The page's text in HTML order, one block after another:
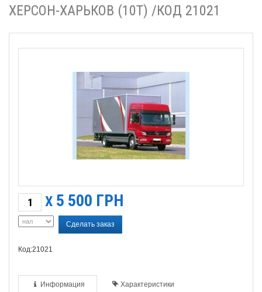
ХЕРСОН-ХАРЬКОВ (10Т) /КОД 21021
X 5 500 ГРН
Сделать заказ
Код:21021
Информация Характеристики